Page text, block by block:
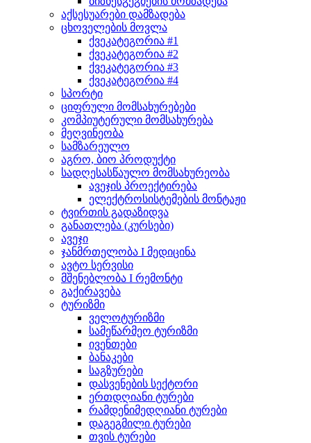
აქსესუარები დამზადება
ცხოველების მოვლა
ქვეკატეგორია #1
ქვეკატეგორია #2
ქვეკატეგორია #3
ქვეკატეგორია #4
სპორტი
ციფრული მომსახურებები
კომპიუტერული მომსახურება
მეღვინეობა
სამზარეულო
აგრო, ბიო პროდუქტი
სადღესასწაულო მომსახურეობა
ავეჯის პროექტირება
ელექტროსისტემების მონტაჟი
ტვირთის გადაზიდვა
განათლება (კურსები)
ავეჯი
ჯანმრთელობა I მედიცინა
ავტო სერვისი
მშენებლობა I რემონტი
გაქირავება
ტურიზმი
ველოტურიზმი
სამეწარმეო ტურიზმი
ივენთები
ბანაკები
საგზურები
დასვენების სექტორი
ერთდღიანი ტურები
რამდენიმედღიანი ტურები
დაგეგმილი ტურები
თვის ტურები